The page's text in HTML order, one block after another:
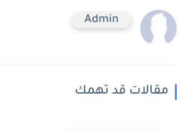
Admin
مقالات قد تهمك